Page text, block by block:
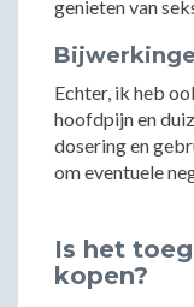
genieten van
Echter, ik heb
hoofdpijn en
dosering en
om eventuele
Is het
kopen?